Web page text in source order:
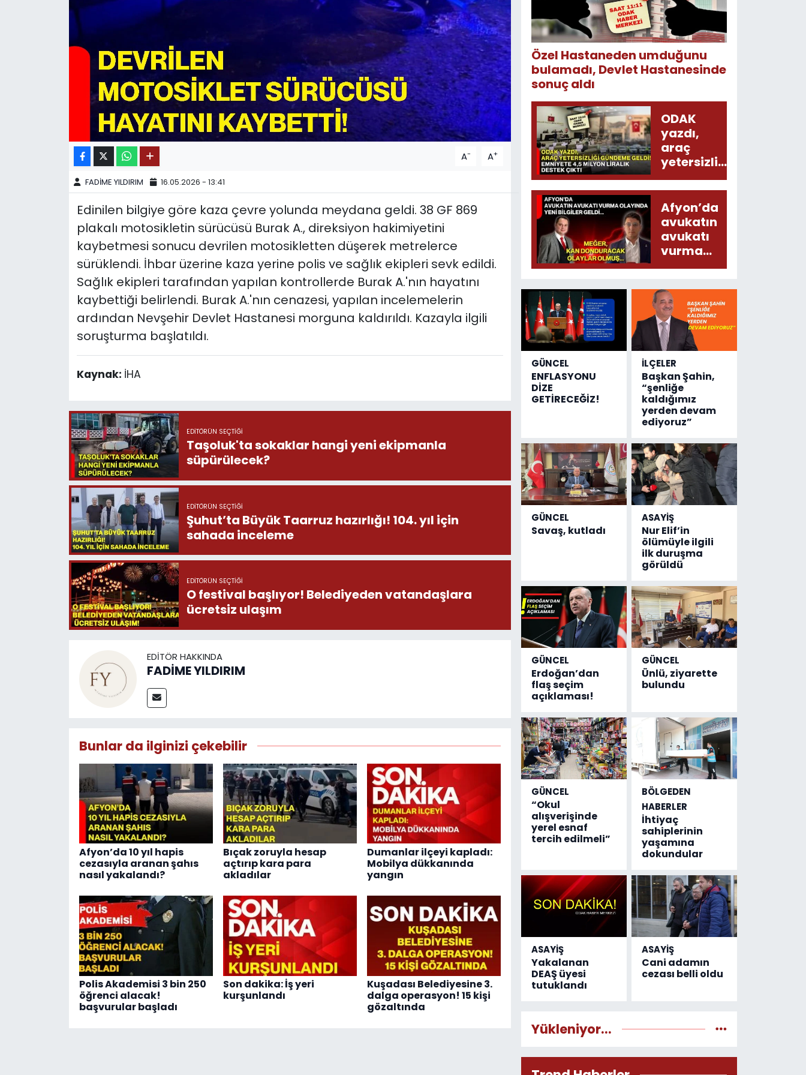
A- A+
FADİME YILDIRIM 16.05.2026 - 13:41
Edinilen bilgiye göre kaza çevre yolunda meydana geldi. 38 GF 869
plakalı motosikletin sürücüsü Burak A., direksiyon hakimiyetini
kaybetmesi sonucu devrilen motosikletten düşerek metrelerce
sürüklendi. İhbar üzerine kaza yerine polis ve sağlık ekipleri sevk edildi.
Sağlık ekipleri tarafından yapılan kontrollerde Burak A.'nın hayatını
kaybettiği belirlendi. Burak A.'nın cenazesi, yapılan incelemelerin
ardından Nevşehir Devlet Hastanesi morguna kaldırıldı. Kazayla ilgili
soruşturma başlatıldı.
Kaynak: İHA
EDITÖRÜN SEÇTIĞI
Taşoluk'ta sokaklar hangi yeni ekipmanla
süpürülecek?
EDITÖRÜN SEÇTIĞI
Şuhut’ta Büyük Taarruz hazırlığı! 104. yıl için
sahada inceleme
EDITÖRÜN SEÇTIĞI
O festival başlıyor! Belediyeden vatandaşlara
ücretsiz ulaşım
EDITÖR HAKKINDA
FADİME YILDIRIM
Bunlar da ilginizi çekebilir
Afyon’da 10 yıl hapis
cezasıyla aranan şahıs
nasıl yakalandı?
Bıçak zoruyla hesap
açtırıp kara para
akladılar
Dumanlar ilçeyi kapladı:
Mobilya dükkanında
yangın
Polis Akademisi 3 bin 250
öğrenci alacak!
başvurular başladı
Son dakika: İş yeri
kurşunlandı
Kuşadası Belediyesine 3.
dalga operasyon! 15 kişi
gözaltında
Özel Hastaneden umduğunu
bulamadı, Devlet Hastanesinde
sonuç aldı
ODAK
yazdı,
araç
yetersizliği
gündeme
geldi!
Emniyete
4,5 milyon
liralık
destek
Afyon’da
avukatın
avukatı
vurma
olayında
geldi...
Meğer, kan
donduracak
olaylar
olmuş...
GÜNCEL
ENFLASYONU
DİZE
GETİRECEĞİZ!
İLÇELER
Başkan Şahin,
“şenliğe
kaldığımız
yerden devam
ediyoruz”
GÜNCEL
Savaş, kutladı
ASAYİŞ
Nur Elif’in
ölümüyle ilgili
ilk duruşma
görüldü
GÜNCEL
Erdoğan’dan
flaş seçim
açıklaması!
GÜNCEL
Ünlü, ziyarette
bulundu
GÜNCEL
“Okul
alışverişinde
yerel esnaf
tercih edilmeli”
BÖLGEDEN
HABERLER
İhtiyaç
sahiplerinin
yaşamına
dokundular
ASAYİŞ
Yakalanan
DEAŞ üyesi
tutuklandı
ASAYİŞ
Cani adamın
cezası belli oldu
Yükleniyor...
11:11 MANŞET